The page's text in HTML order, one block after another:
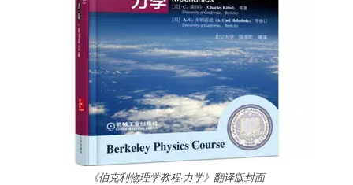
《伯克利物理学教程·力学》翻译版封面